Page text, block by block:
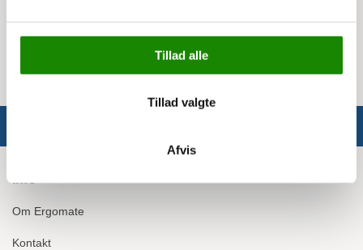
Tillad alle
Tillad valgte
Afvis
Højde: 122 cm
Max belastning: 300 kg
Om Ergomate
Kontakt